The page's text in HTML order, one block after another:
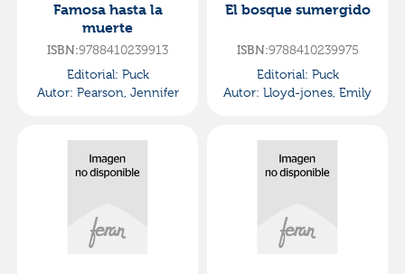
Famosa hasta la
muerte
ISBN:9788410239913
Editorial: Puck
Autor: Pearson, Jennifer
El bosque sumergido
ISBN:9788410239975
Editorial: Puck
Autor: Lloyd-jones, Emily